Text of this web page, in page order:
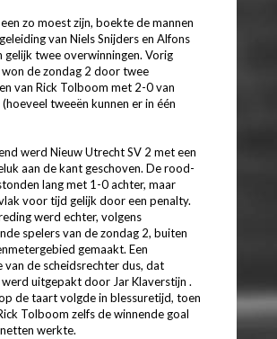
zo moest zijn, boekte de mannen
van Niels Snijders en Alfons
gelijk twee overwinningen. Vorig
de zondag 2 door twee
van Rick Tolboom met 2-0 van
tweeën kunnen er in één
werd Nieuw Utrecht SV 2 met een
aan de kant geschoven. De rood-
lang met 1-0 achter, maar
voor tijd gelijk door een penalty.
werd echter, volgens
spelers van de zondag 2, buiten
gemaakt. Een
van de scheidsrechter dus, dat
werd uitgepakt door Jar Klaverstijn .
de taart volgde in blessuretijd, toen
Tolboom zelfs de winnende goal
werkte.